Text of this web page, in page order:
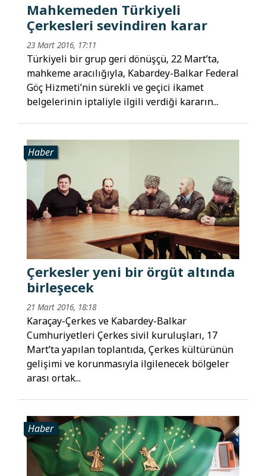
Mahkemeden Türkiyeli
Çerkesleri sevindiren karar
23 Mart 2016, 17:11
Türkiyeli bir grup geri dönüşçü, 22 Mart’ta,
mahkeme aracılığıyla, Kabardey-Balkar Federal
Göç Hizmeti’nin sürekli ve geçici ikamet
belgelerinin iptaliyle ilgili verdiği kararın...
Haber
Çerkesler yeni bir örgüt altında
birleşecek
21 Mart 2016, 18:18
Karaçay-Çerkes ve Kabardey-Balkar
Cumhuriyetleri Çerkes sivil kuruluşları, 17
Mart’ta yapılan toplantıda, Çerkes kültürünün
gelişimi ve korunmasıyla ilgilenecek bölgeler
arası ortak...
Haber